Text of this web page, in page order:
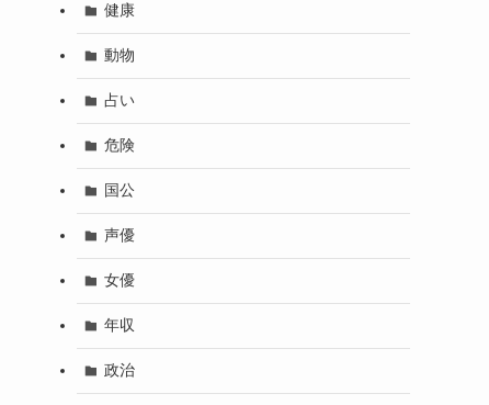
健康
動物
占い
危険
国公
声優
女優
年収
政治